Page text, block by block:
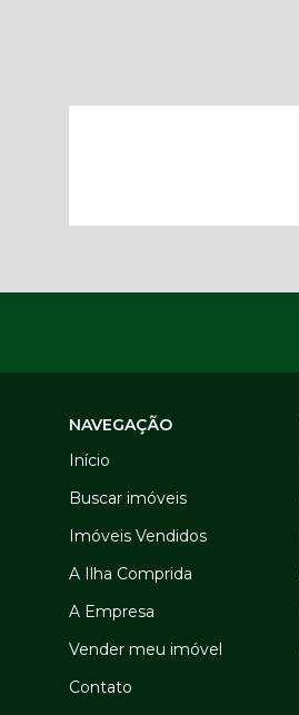
NAVEGAÇÃO
Início
Buscar imóveis
Imóveis Vendidos
A Ilha Comprida
A Empresa
Vender meu imóvel
Contato